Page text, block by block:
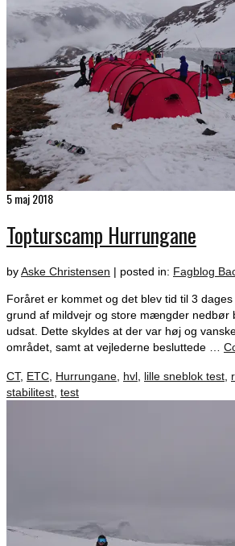
5maj 2018
Topturscamp Hurrungane
byAske Christensen | posted in: Fagblog
Foråret er kommet og det blev tid til 3
grund af mildvejr og store mængder nedbør
udsat. Dette skyldes at der var høj og
området, samt at vejlederne besluttede …
CT, ETC Hurrungane hvl lille sneblok test
stabilitest test